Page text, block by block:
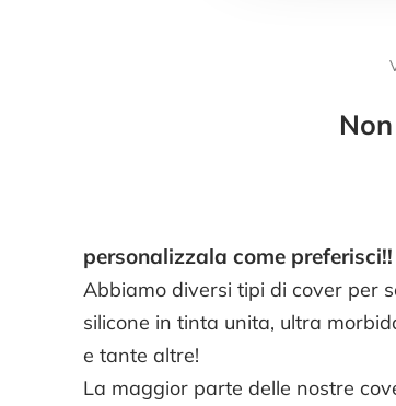
personalizzala come preferisci!!
Abbiamo diversi tipi di cover per
silicone in tinta unita, ultra
e tante altre!
La maggior parte delle nostre